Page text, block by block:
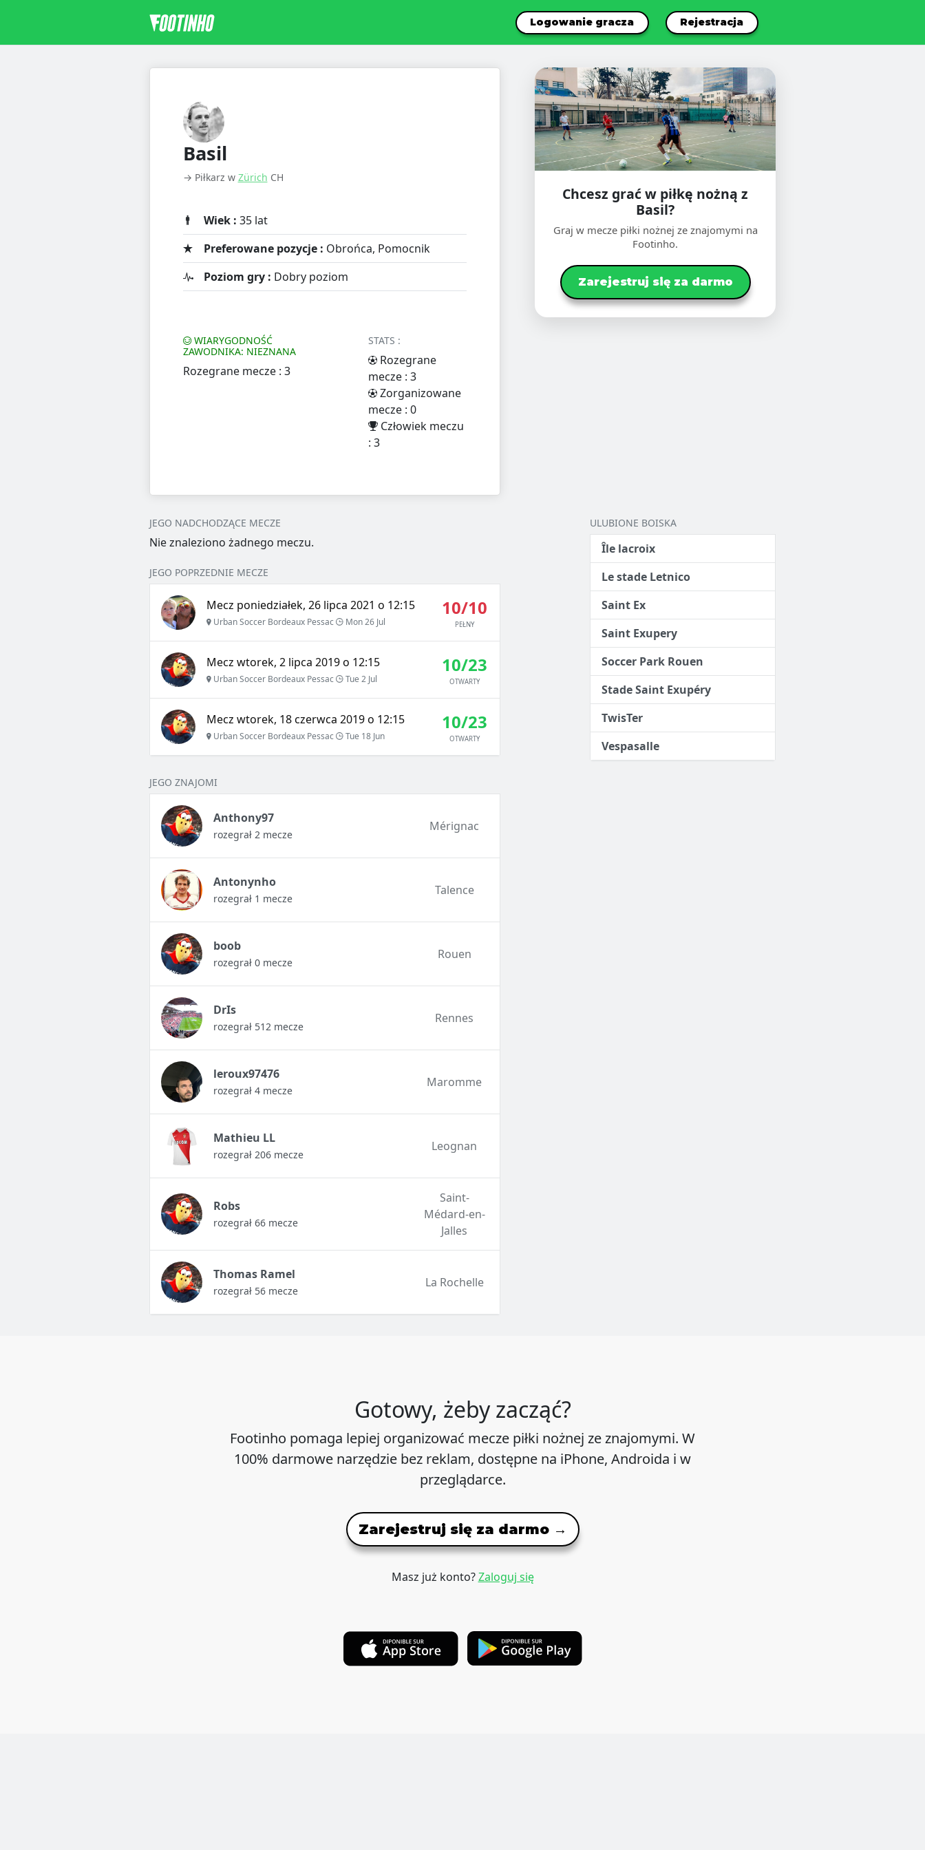
Logowanie gracza Rejestracja
Basil
→ Piłkarz w Zürich CH
Wiek : 35 lat
Preferowane pozycje : Obrońca, Pomocnik
Poziom gry : Dobry poziom
WIARYGODNOŚĆ
ZAWODNIKA: NIEZNANA
Rozegrane mecze : 3
STATS :
Rozegrane
mecze : 3
Zorganizowane
mecze : 0
Człowiek meczu
: 3
Chcesz grać w piłkę nożną z
Basil?
Graj w mecze piłki nożnej ze znajomymi na
Footinho.
Zarejestruj się za darmo
JEGO NADCHODZĄCE MECZE
Nie znaleziono żadnego meczu.
JEGO POPRZEDNIE MECZE
Mecz poniedziałek, 26 lipca 2021 o 12:15
Urban Soccer Bordeaux Pessac Mon 26 Jul
10/10
PEŁNY
Mecz wtorek, 2 lipca 2019 o 12:15
Urban Soccer Bordeaux Pessac Tue 2 Jul
10/23
OTWARTY
Mecz wtorek, 18 czerwca 2019 o 12:15
Urban Soccer Bordeaux Pessac Tue 18 Jun
10/23
OTWARTY
JEGO ZNAJOMI
Anthony97
rozegrał 2 mecze
Mérignac
Antonynho
rozegrał 1 mecze
Talence
boob
rozegrał 0 mecze
Rouen
DrIs
rozegrał 512 mecze
Rennes
leroux97476
rozegrał 4 mecze
Maromme
Mathieu LL
rozegrał 206 mecze
Leognan
Robs
rozegrał 66 mecze
Saint-
Médard-en-
Jalles
Thomas Ramel
rozegrał 56 mecze
La Rochelle
ULUBIONE BOISKA
Île lacroix
Le stade Letnico
Saint Ex
Saint Exupery
Soccer Park Rouen
Stade Saint Exupéry
TwisTer
Vespasalle
Gotowy, żeby zacząć?
Footinho pomaga lepiej organizować mecze piłki nożnej ze znajomymi. W
100% darmowe narzędzie bez reklam, dostępne na iPhone, Androida i w
przeglądarce.
Zarejestruj się za darmo →
Masz już konto?Zaloguj się